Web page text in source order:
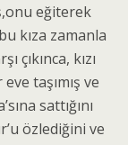
eğiterek
kıza zamanla
çıkınca, kızı
taşımış ve
sattığını
özlediğini ve